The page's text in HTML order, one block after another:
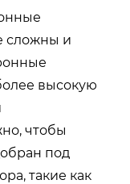
сложны и
высокую
чтобы
под
такие как